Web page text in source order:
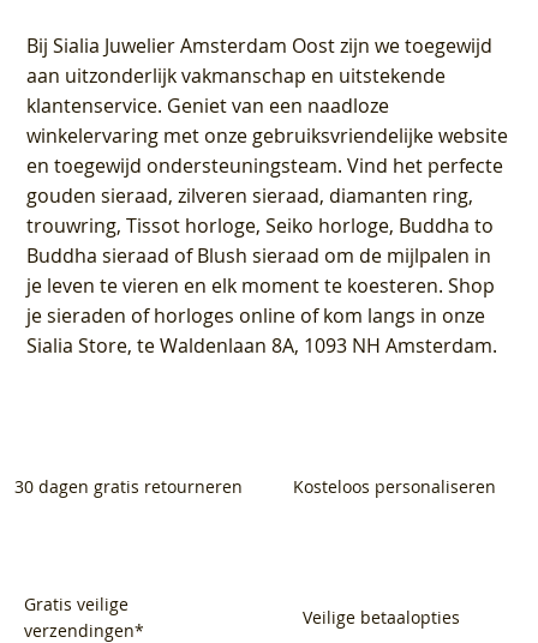
BijSialia Juwelier Amsterdam Oostzijn we toegewijd
aan uitzonderlijk vakmanschap en uitstekende
klantenservice. Geniet van een naadloze
winkelervaring met onze gebruiksvriendelijke website
en toegewijd ondersteuningsteam. Vind het perfecte
gouden sieraad, zilveren sieraad, diamanten ring,
trouwring, Tissot horloge, Seiko horloge, Buddha to
Buddha sieraad of Blush sieraad om de mijlpalen in
je leven te vieren en elk moment te koesteren. Shop
je sieraden of horloges online of kom langs in onze
Sialia Store, te Waldenlaan 8A, 1093 NH Amsterdam.
30 dagen gratis retourneren Kosteloos personaliseren
Gratis veilige
verzendingen*
Veilige betaalopties